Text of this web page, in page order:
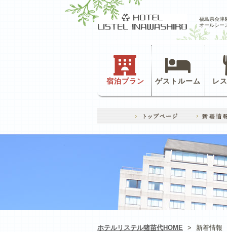
福島県会津
オールシー
宿泊プラン ゲストルーム レ
ホテルリステル猪苗代HOME > 新着情報